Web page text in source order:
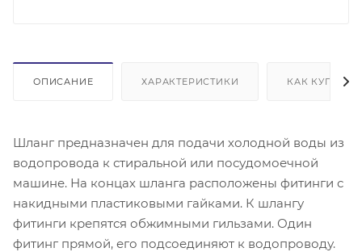
ОПИСАНИЕ ХАРАКТЕРИСТИКИ КАК КУПИТЬ
Шланг предназначен для подачи холодной воды из
водопровода к стиральной или посудомоечной
машине. На концах шланга расположены фитинги с
накидными пластиковыми гайками. К шлангу
фитинги крепятся обжимными гильзами. Один
фитинг прямой, его подсоединяют к водопроводу.